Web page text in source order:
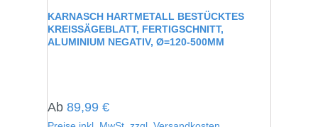
Durchschnittliche Bewertung von 0 von 5 Sternen
KARNASCH HARTMETALL BESTÜCKTES
KREISSÄGEBLATT, FERTIGSCHNITT,
ALUMINIUM NEGATIV, Ø=120-500MM
Regulärer Preis:
Ab 89,99 €